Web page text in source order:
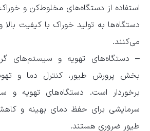
استفاده از دستگاه‌های مخلوط‌کن و
دستگاه‌ها به تولید خوراک با کیفیت
می‌کنند.
– دستگاه‌های تهویه و سیستم‌های
بخش پرورش طیور، کنترل دما و
برخوردار است. دستگاه‌های تهویه و
سرمایشی برای حفظ دمای بهینه و
طیور ضروری هستند.